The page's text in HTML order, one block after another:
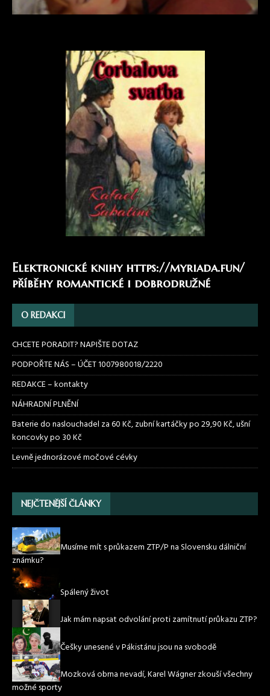
Elektronické knihy https://myriada.fun/
příběhy romantické i dobrodružné
O REDAKCI
CHCETE PORADIT? NAPIŠTE DOTAZ
PODPOŘTE NÁS – ÚČET 1007980018/2220
REDAKCE – kontakty
NÁHRADNÍ PLNĚNÍ
Baterie do naslouchadel za 60 Kč, zubní kartáčky po 29,90 Kč, ušní
koncovky po 30 Kč
Levně jednorázové močové cévky
NEJČTENĚJŠÍ ČLÁNKY
Musíme mít s průkazem ZTP/P na Slovensku dálniční
známku?
Spálený život
Jak mám napsat odvolání proti zamítnutí průkazu ZTP?
Češky unesené v Pákistánu jsou na svobodě
Mozková obrna nevadí, Karel Wágner zkouší všechny
možné sporty